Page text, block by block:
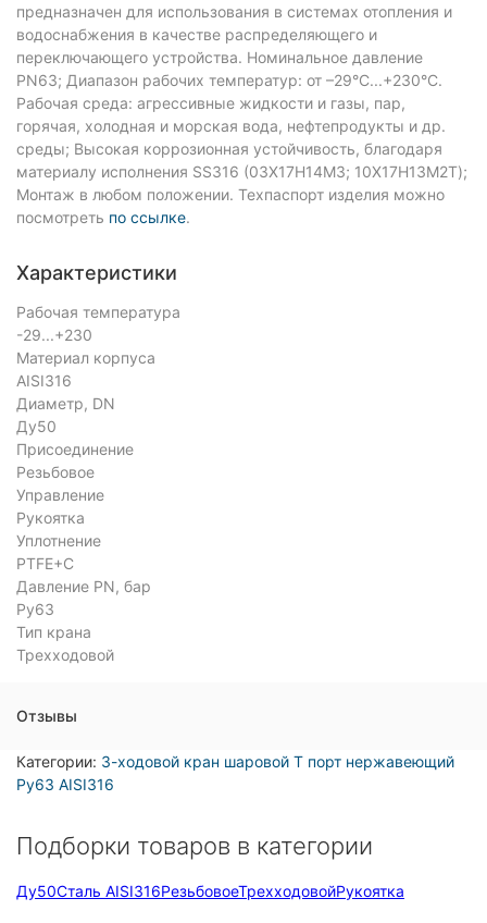
предназначен для использования в системах отопления и
водоснабжения в качестве распределяющего и
переключающего устройства. Номинальное давление
PN63; Диапазон рабочих температур: от –29°C...+230°C.
Рабочая среда: агрессивные жидкости и газы, пар,
горячая, холодная и морская вода, нефтепродукты и др.
среды; Высокая коррозионная устойчивость, благодаря
материалу исполнения SS316 (03Х17Н14М3; 10Х17Н13М2Т);
Монтаж в любом положении. Техпаспорт изделия можно
посмотреть по ссылке.
Характеристики
Рабочая температура
-29...+230
Материал корпуса
AISI316
Диаметр, DN
Ду50
Присоединение
Резьбовое
Управление
Рукоятка
Уплотнение
PTFE+C
Давление PN, бар
Ру63
Тип крана
Трехходовой
Отзывы
Категории: 3-ходовой кран шаровой Т порт нержавеющий
Ру63 AISI316
Подборки товаров в категории
Ду50Сталь AISI316РезьбовоеТрехходовойРукоятка